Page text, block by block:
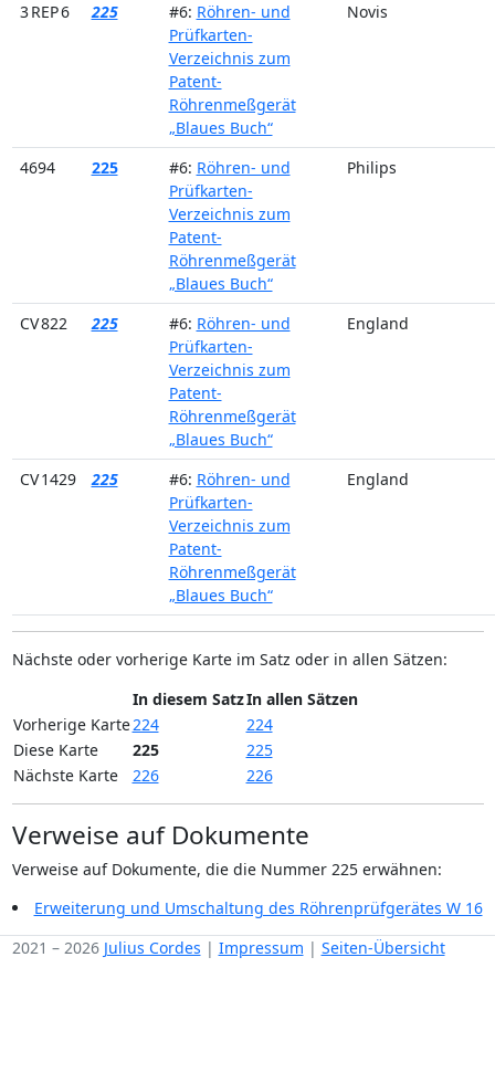
3 REP 6 225 #6: Röhren- und
Prüfkarten-
Verzeichnis zum
Patent-
Röhrenmeßgerät
„Blaues Buch“
Novis
4694 225 #6: Röhren- und
Prüfkarten-
Verzeichnis zum
Patent-
Röhrenmeßgerät
„Blaues Buch“
Philips
CV 822 225 #6: Röhren- und
Prüfkarten-
Verzeichnis zum
Patent-
Röhrenmeßgerät
„Blaues Buch“
England
CV 1429 225 #6: Röhren- und
Prüfkarten-
Verzeichnis zum
Patent-
Röhrenmeßgerät
„Blaues Buch“
England
Nächste oder vorherige Karte im Satz oder in allen Sätzen:
In diesem SatzIn allen Sätzen
Vorherige Karte224
224
Diese Karte
225
225
Nächste Karte
226 226
Verweise auf Dokumente
Verweise auf Dokumente, die die Nummer 225 erwähnen:
Erweiterung und Umschaltung des Röhrenprüfgerätes W 16
2021 – 2026 Julius Cordes | Impressum | Seiten-Übersicht